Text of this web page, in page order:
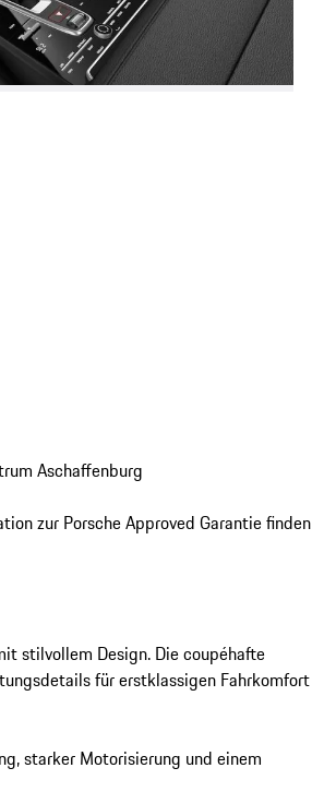
Aschaffenburg
zur Porsche Approved Garantie finden
stilvollem Design. Die coupéhafte
für erstklassigen Fahrkomfort
starker Motorisierung und einem